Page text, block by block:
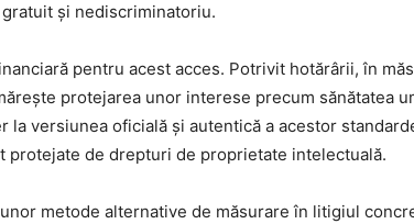
și nediscriminatoriu.
pentru acest acces. Potrivit hotărârii, în
protejarea unor interese precum sănătatea
versiunea oficială și autentică a acestor
protejate de drepturi de proprietate intelectuală.
metode alternative de măsurare în litigiul